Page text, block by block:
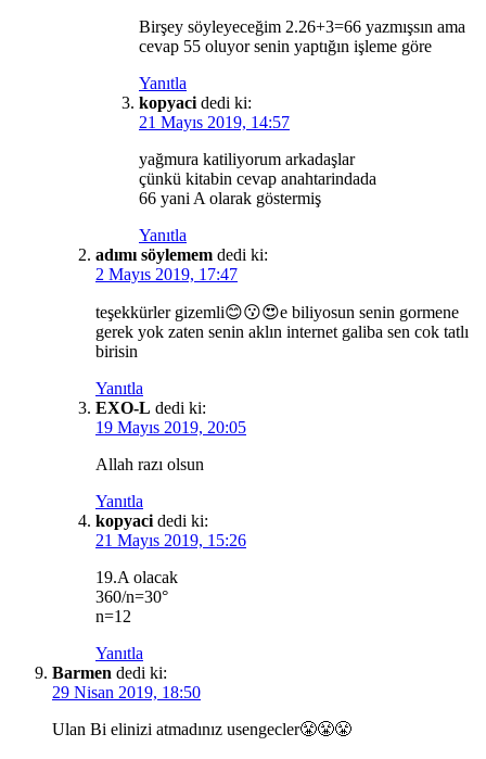
Birşey söyleyeceğim 2.26+3=66 yazmışsın ama
cevap 55 oluyor senin yaptığın işleme göre
Yanıtla
kopyaci dedi ki:
21 Mayıs 2019, 14:57
yağmura katiliyorum arkadaşlar
çünkü kitabin cevap anahtarindada
66 yani A olarak göstermiş
Yanıtla
adımı söylemem dedi ki:
2 Mayıs 2019, 17:47
teşekkürler gizemli😊😗😍e biliyosun senin gormene
gerek yok zaten senin aklın internet galiba sen cok tatlı
birisin
Yanıtla
EXO-L dedi ki:
19 Mayıs 2019, 20:05
Allah razı olsun
Yanıtla
kopyaci dedi ki:
21 Mayıs 2019, 15:26
19.A olacak
360/n=30°
n=12
Yanıtla
Barmen dedi ki:
29 Nisan 2019, 18:50
Ulan Bi elinizi atmadınız usengecler😤😤😤